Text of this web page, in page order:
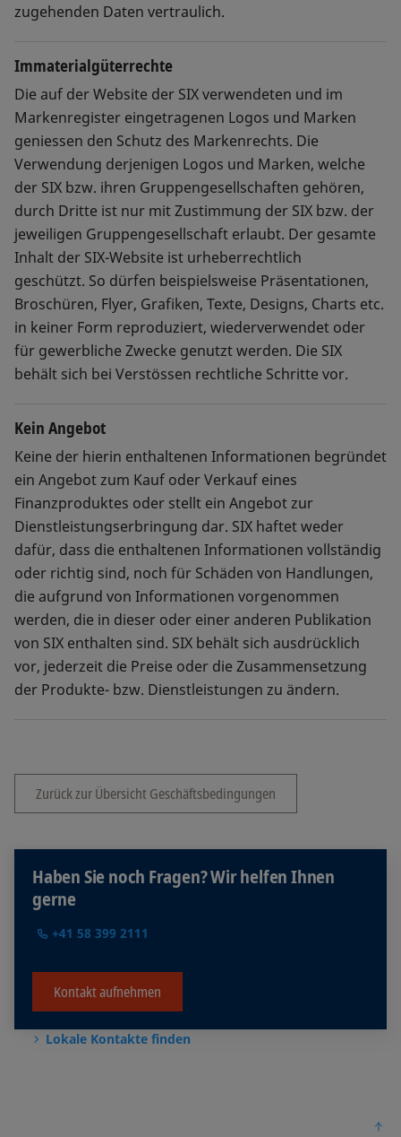
zugehenden Daten vertraulich.
Immaterialgüterrechte
Die auf der Website der SIX verwendeten und im
Markenregister eingetragenen Logos und Marken
geniessen den Schutz des Markenrechts. Die
Verwendung derjenigen Logos und Marken, welche
der SIX bzw. ihren Gruppengesellschaften gehören,
durch Dritte ist nur mit Zustimmung der SIX bzw. der
jeweiligen Gruppengesellschaft erlaubt. Der gesamte
Inhalt der SIX-Website ist urheberrechtlich
geschützt. So dürfen beispielsweise Präsentationen,
Broschüren, Flyer, Grafiken, Texte, Designs, Charts etc.
in keiner Form reproduziert, wiederverwendet oder
für gewerbliche Zwecke genutzt werden. Die SIX
behält sich bei Verstössen rechtliche Schritte vor.
Kein Angebot
Keine der hierin enthaltenen Informationen begründet
ein Angebot zum Kauf oder Verkauf eines
Finanzproduktes oder stellt ein Angebot zur
Dienstleistungserbringung dar. SIX haftet weder
dafür, dass die enthaltenen Informationen vollständig
oder richtig sind, noch für Schäden von Handlungen,
die aufgrund von Informationen vorgenommen
werden, die in dieser oder einer anderen Publikation
von SIX enthalten sind. SIX behält sich ausdrücklich
vor, jederzeit die Preise oder die Zusammensetzung
der Produkte- bzw. Dienstleistungen zu ändern.
Zurück zur Übersicht Geschäftsbedingungen
Haben Sie noch Fragen? Wir helfen Ihnen
gerne
+41 58 399 2111
Kontakt aufnehmen
Lokale Kontakte finden